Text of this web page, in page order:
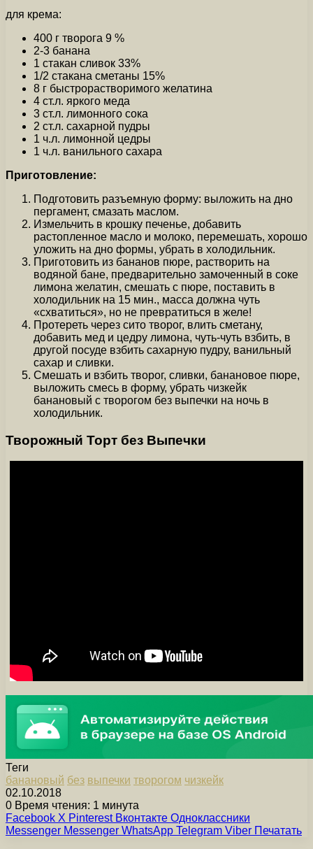
для крема:
400 г творога 9 %
2-3 банана
1 стакан сливок 33%
1/2 стакана сметаны 15%
8 г быстрорастворимого желатина
4 ст.л. яркого меда
3 ст.л. лимонного сока
2 ст.л. сахарной пудры
1 ч.л. лимонной цедры
1 ч.л. ванильного сахара
Приготовление:
Подготовить разъемную форму: выложить на дно
пергамент, смазать маслом.
Измельчить в крошку печенье, добавить
растопленное масло и молоко, перемешать, хорошо
уложить на дно формы, убрать в холодильник.
Приготовить из бананов пюре, растворить на
водяной бане, предварительно замоченный в соке
лимона желатин, смешать с пюре, поставить в
холодильник на 15 мин., масса должна чуть
«схватиться», но не превратиться в желе!
Протереть через сито творог, влить сметану,
добавить мед и цедру лимона, чуть-чуть взбить, в
другой посуде взбить сахарную пудру, ванильный
сахар и сливки.
Смешать и взбить творог, сливки, банановое пюре,
выложить смесь в форму, убрать чизкейк
банановый с творогом без выпечки на ночь в
холодильник.
Творожный Торт без Выпечки
Теги
банановый без выпечки творогом чизкейк
02.10.2018
0 Время чтения: 1 минута
Facebook X Pinterest Вконтакте Одноклассники
Messenger Messenger WhatsApp Telegram Viber Печатать